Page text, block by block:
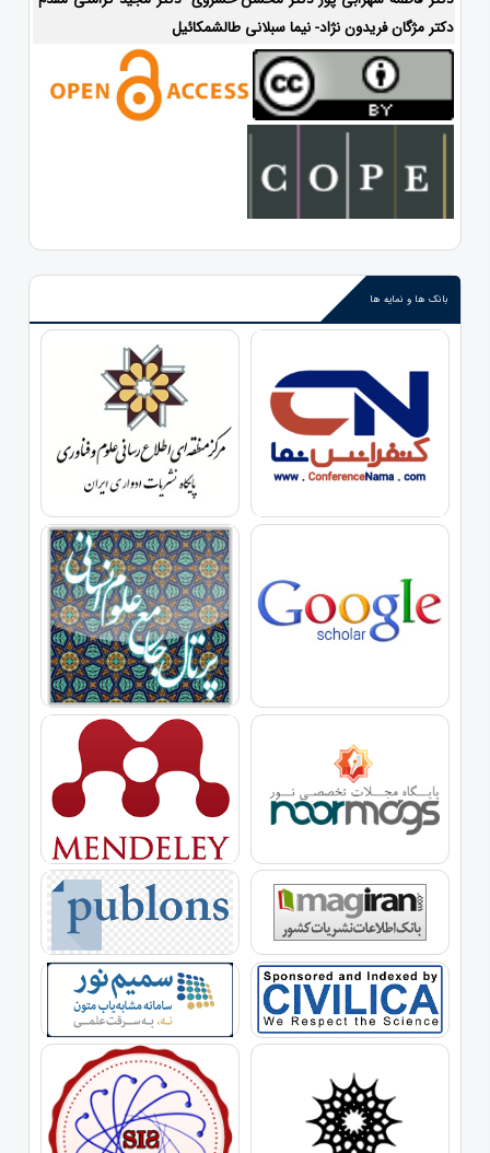
دکتر مژگان فریدون نژاد- نیما سبلانی طالشمکائیل
بانک ها و نمایه ها